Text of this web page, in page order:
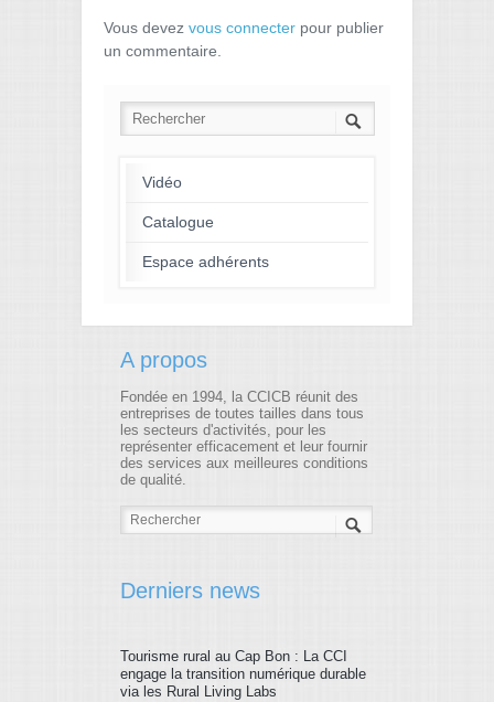
Vous devez vous connecter pour publier
un commentaire.
Vidéo
Catalogue
Espace adhérents
A propos
Fondée en 1994, la CCICB réunit des
entreprises de toutes tailles dans tous
les secteurs d'activités, pour les
représenter efficacement et leur fournir
des services aux meilleures conditions
de qualité.
Derniers news
Tourisme rural au Cap Bon : La CCI
engage la transition numérique durable
via les Rural Living Labs